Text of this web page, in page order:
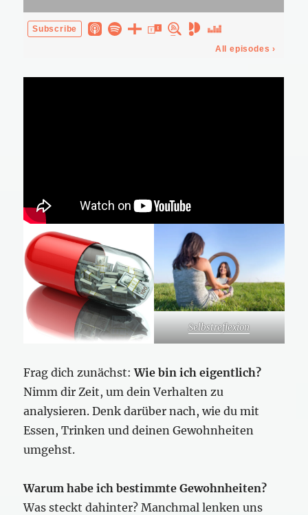
Selbstreflexion
Frag dich zunächst:Wie bin ich eigentlich?
Nimm dir Zeit, um dein Verhalten zu
analysieren. Denk darüber nach, wie du mit
Essen, Trinken und deinen Gewohnheiten
umgehst.
Warum habe ich bestimmte Gewohnheiten?
Was steckt dahinter? Manchmal lenken uns